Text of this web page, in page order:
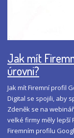
Jak mít
úrovni?
Jak mít Firemní profil
Digital se spojili, aby
Zdeněk se na
velké firmy měly lepší
Firemním profilu